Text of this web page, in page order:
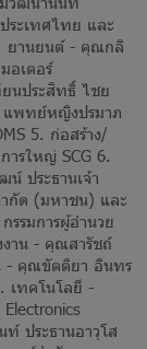
ระเทศไทย และ
ยานยนต์ - คุณกลิ
อเตอร์
นประสิทธิ์ ไชย
แพทย์หญิงปรมาภ
5. ก่อสร้าง/
ารใหญ่ SCG 6.
ประธานเจ้า
กัด (มหาชน) และ
รรมการผู้อำนวย
าน - คุณสารัชถ์
- คุณขัตติยา อินทร
เทคโนโลยี -
ประธานอาวุโส